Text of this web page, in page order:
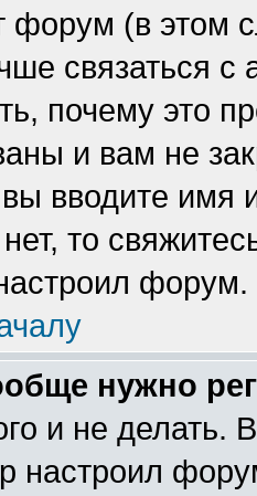
форум (в этом
связаться
почему это
и вам не
вводите
то
форум.
нужно
и не делать.
настроил